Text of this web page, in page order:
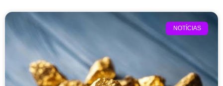
NOTÍCIAS